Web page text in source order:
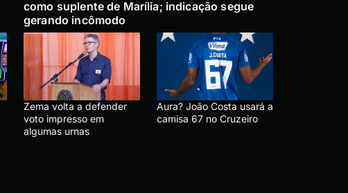
como suplente de Marília; indicação segue
gerando incômodo
Zema volta a defender
voto impresso em
algumas urnas
Aura? João Costa usará a
camisa 67 no Cruzeiro